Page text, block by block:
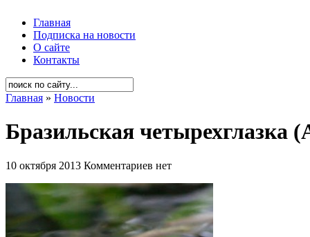
Главная
Подписка на новости
О сайте
Контакты
Главная » Новости
Бразильская четырехглазка
10 октября 2013 Комментариев нет